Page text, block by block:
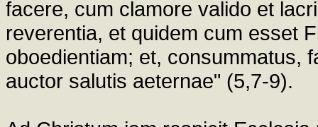
facere, cum clamore valido et
reverentia, et quidem cum esset
oboedientiam; et, consummatus,
auctor salutis aeternae" (5,7-9).